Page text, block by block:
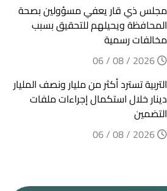
مجلس ذي قار يعفي مسؤولين بصحة
المحافظة ويحيلهم للتحقيق بسبب
مخالفات رسمية
التربية تسترد أكثر من مليار ونصف المليار
دينار خلال استكمال إجراءات ملفات
التضمين